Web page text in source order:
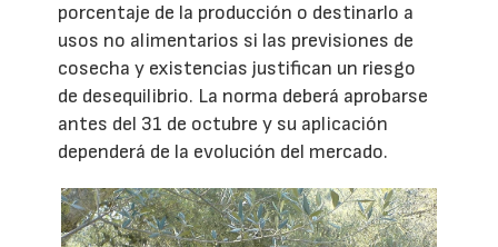
porcentaje de la producción o destinarlo a
usos no alimentarios si las previsiones de
cosecha y existencias justifican un riesgo
de desequilibrio. La norma deberá aprobarse
antes del 31 de octubre y su aplicación
dependerá de la evolución del mercado.